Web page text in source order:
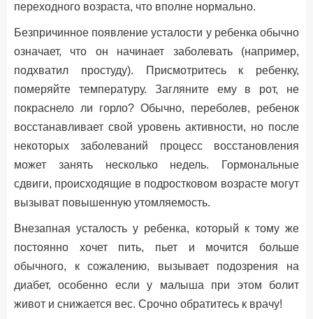
переходного возраста, что вполне нормально.
Безпричинное появление усталости у ребенка обычно
означает, что он начинает заболевать (например,
подхватил простуду). Присмотритесь к ребенку,
померяйте температуру. Загляните ему в рот, не
покраснело ли горло? Обычно, переболев, ребенок
восстанавливает свой уровень активности, но после
некоторых заболеваний процесс восстановления
может занять несколько недель. Гормональные
сдвиги, происходящие в подростковом возрасте могут
вызыват повышенную утомляемость.
Внезапная усталость у ребенка, который к тому же
постоянно хочет пить, пьет и мочится больше
обычного, к сожалению, вызывает подозрения на
диабет, особенно если у малыша при этом болит
живот и снижается вес. Срочно обратитесь к врачу!